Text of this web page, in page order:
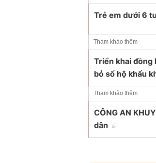
Trẻ em dưới 6
Tham khảo thêm
Triển khai đồng
bỏ sổ hộ khẩu
Tham khảo thêm
CÔNG AN
dân